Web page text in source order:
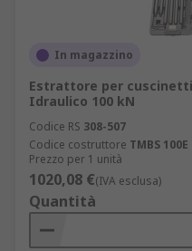
In magazzino
Estrattore per cuscinetti
Idraulico 100 kN
Codice RS 308-507
Codice costruttore TMBS 100E
Prezzo per 1 unità
1020,08 €(IVA esclusa)
Quantità